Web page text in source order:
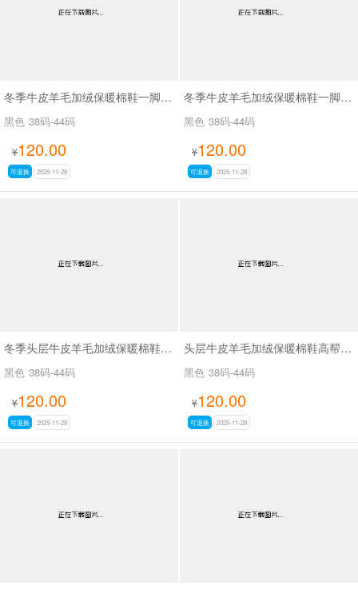
冬季牛皮羊毛加绒保暖棉鞋一脚蹬高帮防滑爸爸鞋SA8823
黑色 38码-44码
¥120.00
可退换 2025-11-28
冬季牛皮羊毛加绒保暖棉鞋一脚蹬高帮防滑爸爸鞋SA6615
黑色 38码-44码
¥120.00
可退换 2025-11-28
冬季头层牛皮羊毛加绒保暖棉鞋一脚蹬高帮爸爸鞋SA25871
黑色 38码-44码
¥120.00
可退换 2025-11-28
头层牛皮羊毛加绒保暖棉鞋高帮防滑冬季爸爸鞋SA96618
黑色 38码-44码
¥120.00
可退换 2025-11-28